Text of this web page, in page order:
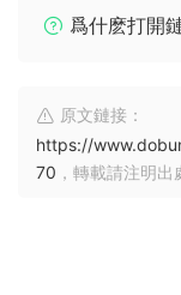
爲什麽打開
原文鏈接：
https://
70 ，轉載請注明出